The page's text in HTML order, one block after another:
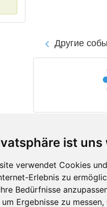
ist
verwendet Cookies
Erlebnis zu
Bedürfnisse
Ergebnisse zu
Другие